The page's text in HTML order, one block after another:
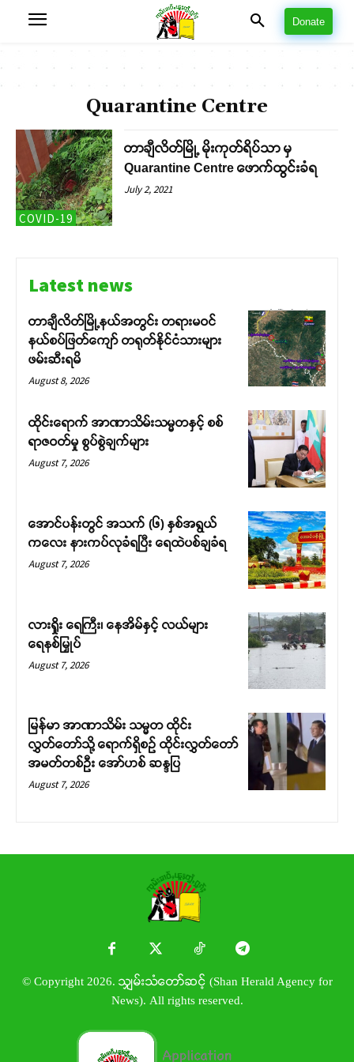
Donate
Quarantine Centre
COVID-19
တာချီလိတ်မြို့ မိုးကုတ်ရိပ်သာ မှ
Quarantine Centre ဖောက်ထွင်းခံရ
July 2, 2021
Latest news
တာချီလိတ်မြို့နယ်အတွင်း တရားမဝင်
နယ်စပ်ဖြတ်ကျော် တရုတ်နိုင်ငံသားများ
ဖမ်းဆီးရမိ
August 8, 2026
ထိုင်းရောက် အာဏာသိမ်းသမ္မတနှင့် စစ်
ရာဇဝတ်မှု စွပ်စွဲချက်များ
August 7, 2026
အောင်ပန်းတွင် အသက် (၆) နှစ်အရွယ်
ကလေး နားကပ်လုခံရပြီး ရေထဲပစ်ချခံရ
August 7, 2026
လားရှိုး ရေကြီး၊ နေအိမ်နှင့် လယ်များ
ရေနစ်မြှုပ်
August 7, 2026
မြန်မာ အာဏာသိမ်း သမ္မတ ထိုင်း
လွှတ်တော်သို့ ရောက်ရှိစဉ် ထိုင်းလွှတ်တော်
အမတ်တစ်ဦး အော်ဟစ် ဆန္ဒပြ
August 7, 2026
© Copyright 2026. သျှမ်းသံတော်ဆင့် (Shan Herald Agency for
News). All rights reserved.